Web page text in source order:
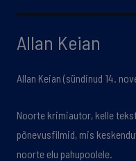
Allan Keian
Allan Keian (sündinud 14.
Noorte krimiautor, kelle
põnevusfilmid, mis
noorte elu pahupoolele.